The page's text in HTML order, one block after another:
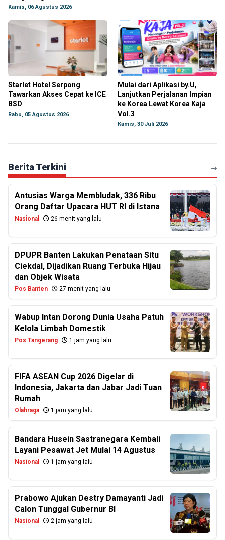
Kamis, 06 Agustus 2026
Starlet Hotel Serpong
Tawarkan Akses Cepat ke ICE
BSD
Rabu, 05 Agustus 2026
Mulai dari Aplikasi by.U,
Lanjutkan Perjalanan Impian
ke Korea Lewat Korea Kaja
Vol.3
Kamis, 30 Juli 2026
Berita Terkini
Antusias Warga Membludak, 336 Ribu
Orang Daftar Upacara HUT RI di Istana
Nasional 26 menit yang lalu
DPUPR Banten Lakukan Penataan Situ
Ciekdal, Dijadikan Ruang Terbuka Hijau
dan Objek Wisata
Pos Banten 27 menit yang lalu
Wabup Intan Dorong Dunia Usaha Patuh
Kelola Limbah Domestik
Pos Tangerang 1 jam yang lalu
FIFA ASEAN Cup 2026 Digelar di
Indonesia, Jakarta dan Jabar Jadi Tuan
Rumah
Olahraga 1 jam yang lalu
Bandara Husein Sastranegara Kembali
Layani Pesawat Jet Mulai 14 Agustus
Nasional 1 jam yang lalu
Prabowo Ajukan Destry Damayanti Jadi
Calon Tunggal Gubernur BI
Nasional 2 jam yang lalu